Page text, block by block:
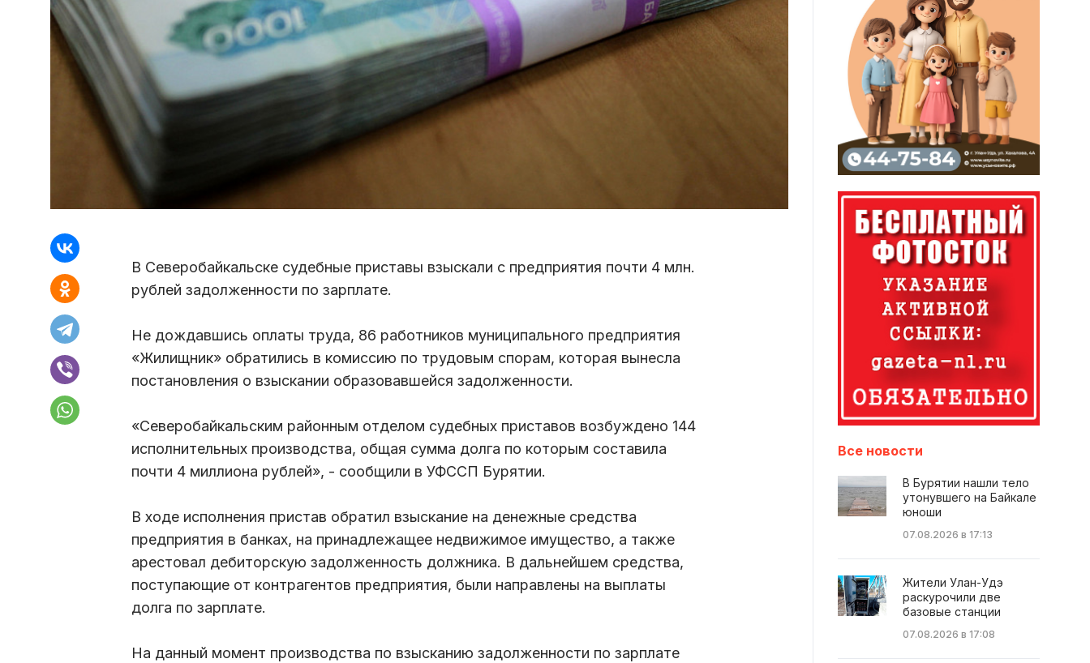
В Северобайкальске судебные приставы взыскали с предприятия почти 4 млн.
рублей задолженности по зарплате.
Не дождавшись оплаты труда, 86 работников муниципального предприятия
«Жилищник» обратились в комиссию по трудовым спорам, которая вынесла
постановления о взыскании образовавшейся задолженности.
«Северобайкальским районным отделом судебных приставов возбуждено 144
исполнительных производства, общая сумма долга по которым составила
почти 4 миллиона рублей», - сообщили в УФССП Бурятии.
В ходе исполнения пристав обратил взыскание на денежные средства
предприятия в банках, на принадлежащее недвижимое имущество, а также
арестовал дебиторскую задолженность должника. В дальнейшем средства,
поступающие от контрагентов предприятия, были направлены на выплаты
долга по зарплате.
На данный момент производства по взысканию задолженности по зарплате
Все новости
В Бурятии нашли тело
утонувшего на Байкале
юноши
07.08.2026 в 17:13
Жители Улан-Удэ
раскурочили две
базовые станции
07.08.2026 в 17:08